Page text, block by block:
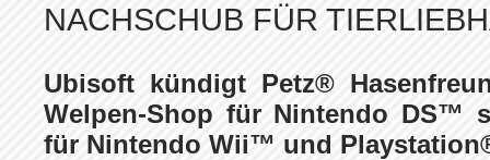
NACHSCHUB FÜR
Ubisoft kündigt Petz®
Welpen-Shop für Nintendo DS™
für Nintendo Wii™ und